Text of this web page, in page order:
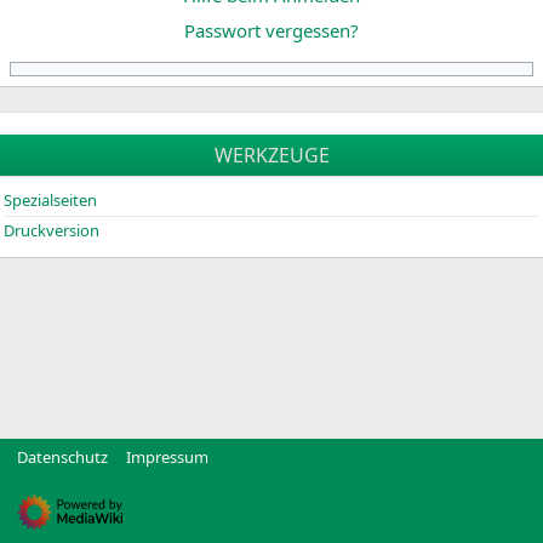
p
r
i
n
e
n
e
n
Passwort vergessen?
WERKZEUGE
Spezialseiten
Druckversion
Datenschutz Impressum